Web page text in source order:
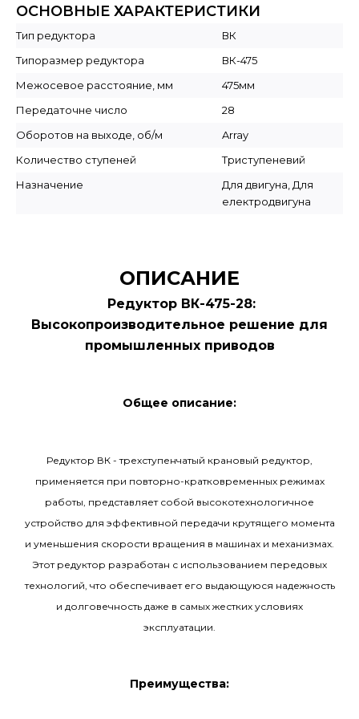
ОСНОВНЫЕ ХАРАКТЕРИСТИКИ
Тип редуктора
ВК
Типоразмер редуктора
ВК-475
Межосевое расстояние, мм
475мм
Передаточне число
28
Оборотов на выходе, об/м
Array
Количество ступеней
Триступеневий
Назначение
Для двигуна, Для
електродвигуна
ОПИСАНИЕ
Редуктор ВК-475-28:
Высокопроизводительное решение для
промышленных приводов
Общее описание:
Редуктор ВК - трехступенчатый крановый редуктор,
применяется при повторно-кратковременных режимах
работы, представляет собой высокотехнологичное
устройство для эффективной передачи крутящего момента
и уменьшения скорости вращения в машинах и механизмах.
Этот редуктор разработан с использованием передовых
технологий, что обеспечивает его выдающуюся надежность
и долговечность даже в самых жестких условиях
эксплуатации.
Преимущества: